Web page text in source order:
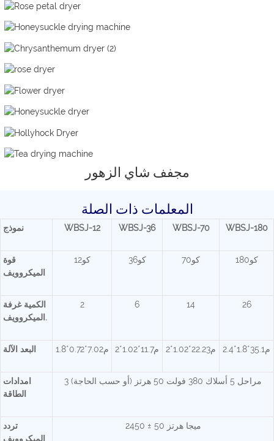
مجفف شاي الزهور
المعلمات ذات الصلة
نموذج WBSJ-12 WBSJ-36 WBSJ-70 WBSJ-180
قوة
الميكروويف
كو12 كو36 كو70 كو180
الكمية غرفة
الميكروويف.
2 6 14 26
البعد الآلة م7.02*0.72*1.8 م11.7*1.02*2 م22.23*1.02*2 م35.1*1.8*2.4
امدادات
الطاقة
3 مراحل 5 أسلاك 380 فولت 50 هرتز (أو حسب الحاجة)
تردد
الميكروويف
2450 ± 50 ميجا هرتز